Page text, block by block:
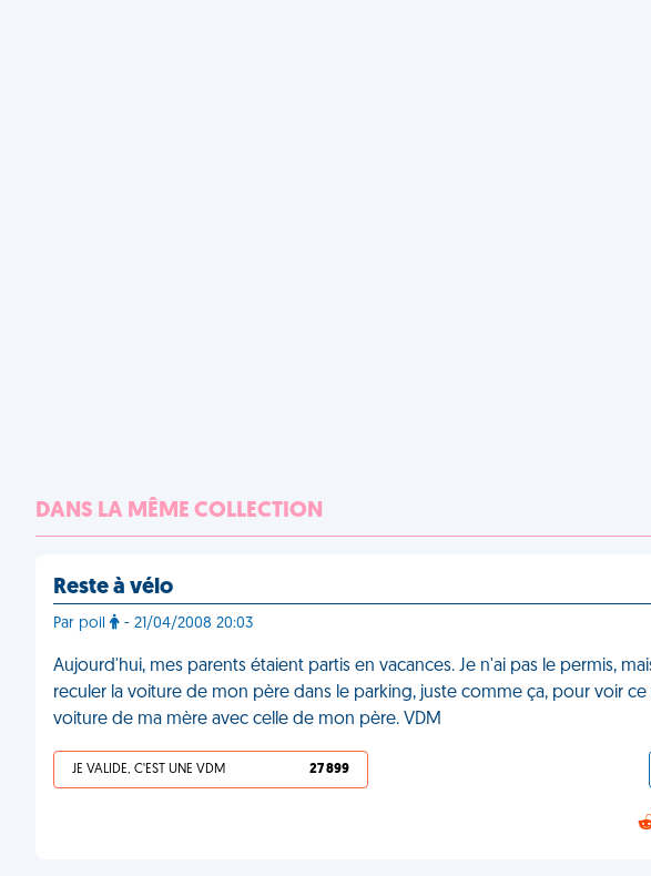
DANS LA MÊME COLLECTION
Reste à vélo
Par poil - 21/04/2008 20:03
Aujourd'hui, mes parents étaient partis en vacances. Je n'ai pas le permis,
reculer la voiture de mon père dans le parking, juste comme ça, pour voir ce
voiture de ma mère avec celle de mon père. VDM
JE VALIDE, C'EST UNE VDM 27 899